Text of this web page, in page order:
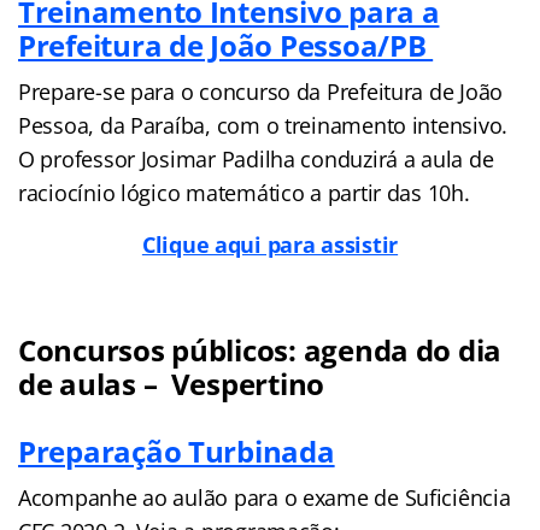
Treinamento Intensivo para a
Prefeitura de João Pessoa/PB
Prepare-se para o concurso da Prefeitura de João
Pessoa, da Paraíba, com o treinamento intensivo.
O professor Josimar Padilha conduzirá a aula de
raciocínio lógico matemático a partir das 10h.
Clique aqui para assistir
Concursos públicos: agenda do dia
de aulas – Vespertino
Preparação Turbinada
Acompanhe ao aulão para o exame de Suficiência